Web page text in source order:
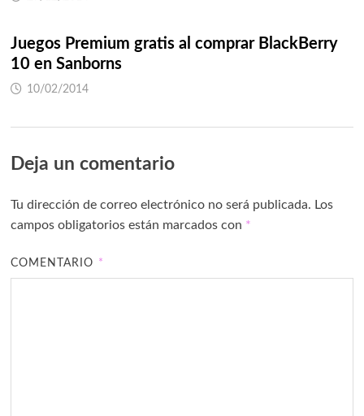
Juegos Premium gratis al comprar BlackBerry
10 en Sanborns
10/02/2014
Deja un comentario
Tu dirección de correo electrónico no será publicada. Los
campos obligatorios están marcados con *
COMENTARIO *